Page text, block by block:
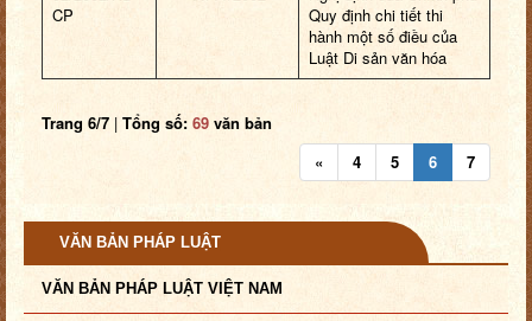
CP
Quy định chi tiết thi
hành một số điều của
Luật Di sản văn hóa
Trang 6/7 | Tổng số: 69 văn bản
«
4 5 6 7
VĂN BẢN PHÁP LUẬT
VĂN BẢN PHÁP LUẬT VIỆT NAM